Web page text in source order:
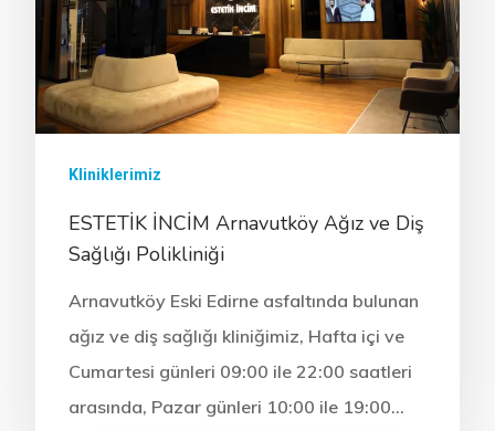
Kliniklerimiz
ESTETİK İNCİM Arnavutköy Ağız ve Diş
Sağlığı Polikliniği
Arnavutköy Eski Edirne asfaltında bulunan
ağız ve diş sağlığı kliniğimiz, Hafta içi ve
Cumartesi günleri 09:00 ile 22:00 saatleri
arasında, Pazar günleri 10:00 ile 19:00…
Kurumsal Kimlik
Anlaşmalı Kurumlar
Estetik İncim Kariyer
All On Four İmplant
Kişiye Özel İmplant
20 Yaş Diş Çekimi
Oral Diagnoz Ve
Diş Beyazlatma
Estetik Diş Hekimliği
Estetik Dolgu
BRANŞLAR
Protez
Ortodonti / Diş Teli
Çocuk Diş Hekimliği
(Pedodonti)
Sağlık Turizmi
İletişim
+90 544 144 34 85